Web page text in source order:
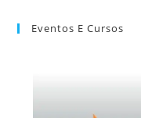
Eventos E Cursos